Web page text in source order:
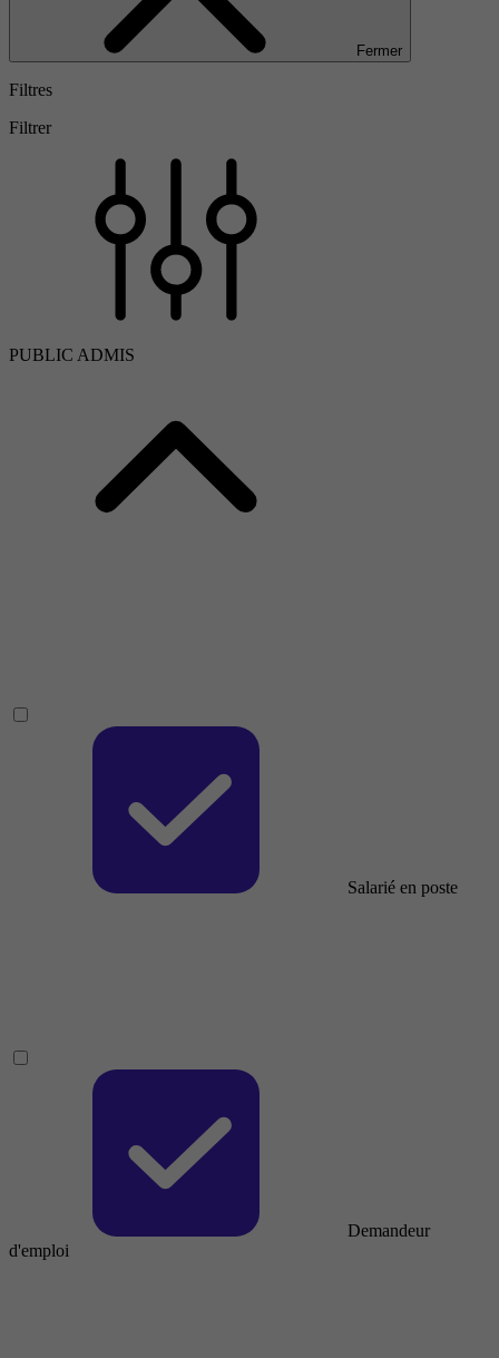
Fermer
Filtres
Filtrer
PUBLIC ADMIS
Salarié en poste
Demandeur
d'emploi